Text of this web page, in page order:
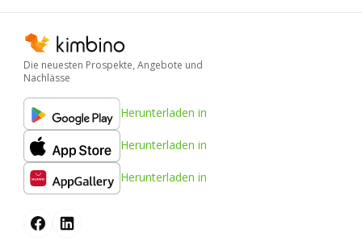
Die neuesten Prospekte, Angebote und
Nachlässe
Herunterladen in
Herunterladen in
Herunterladen in